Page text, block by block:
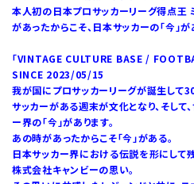
本人初の日本プロサッカーリーグ得点王
があったからこそ、日本サッカーの「今」が
「VINTAGE CULTURE BASE /
SINCE 2023/05/15
我が国にプロサッカーリーグが誕生して30
サッカーがある週末が文化となり、そし
ー界の「今」があります。
あの時があったからこそ「今」がある。
日本サッカー界における伝説を形にして
株式会社キャンビーの思い。